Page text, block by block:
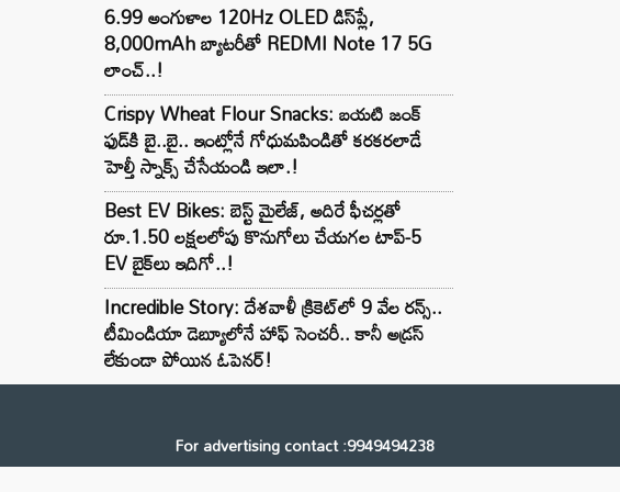
6.99 అంగుళాల 120Hz OLED డిస్‌ప్లే,
8,000mAh బ్యాటరీతో REDMI Note 17 5G
లాంచ్..!
Crispy Wheat Flour Snacks: బయటి జంక్
ఫుడ్‌కి బై..బై.. ఇంట్లోనే గోధుమపిండితో కరకరలాడే
హెల్తీ స్నాక్స్ చేసేయండి ఇలా.!
Best EV Bikes: బెస్ట్ మైలేజ్, అదిరే ఫీచర్లతో
రూ.1.50 లక్షలలోపు కొనుగోలు చేయగల టాప్-5
EV బైక్‌లు ఇదిగో..!
Incredible Story: దేశవాళీ క్రికెట్‌లో 9 వేల రన్స్..
టీమిండియా డెబ్యూలోనే హాఫ్ సెంచరీ.. కానీ అడ్రస్
లేకుండా పోయిన ఓపెనర్!
For advertising contact :9949494238
Email: digital@ntvnetwork.com